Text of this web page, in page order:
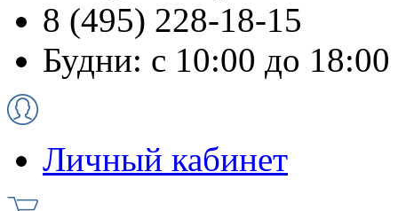
8 (495) 228-18-15
Будни: с 10:00 до 18:00
Личный кабинет